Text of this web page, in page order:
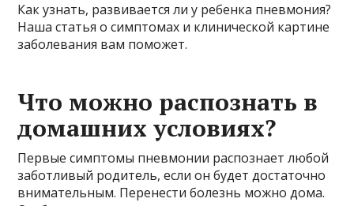
Как узнать, развивается ли у ребенка пневмония?
Наша статья о симптомах и клинической картине
заболевания вам поможет.
Что можно распознать в
домашних условиях?
Первые симптомы пневмонии распознает любой
заботливый родитель, если он будет достаточно
внимательным. Перенести болезнь можно дома.